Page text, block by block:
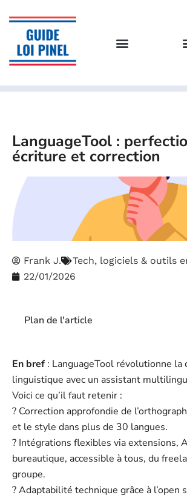
LanguageTool :
écriture et correction
Frank J.
Tech, logiciels & outils
22/01/2026
Plan de l'article
En bref : LanguageTool révolutionne la
linguistique avec un assistant
Voici ce qu’il faut retenir :
?️ Correction approfondie de
et le style dans plus de 30 langues.
? Intégrations flexibles via extensions,
bureautique, accessible à tous, du
groupe.
? Adaptabilité technique grâce à l’open